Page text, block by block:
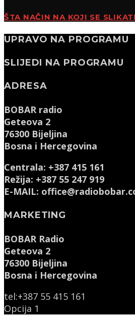
ŠTA NAČIN NA KOJI SE
UPRAVO NA PROGRAMU
SLIJEDI NA PROGRAMU
ADRESA
BOBAR radio
Geteova 2
76300 Bijeljina
Bosna i Hercegovina
Centrala: +387 415 161
Režija: +387 55 247 919
E-MAIL:
MARKETING
BOBAR Radio
Geteova 2
76300 Bijeljina
Bosna i Hercegovina
tel:+387 55 415 161
Opcija 1